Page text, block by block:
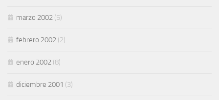
marzo 2002 (5)
febrero 2002 (2)
enero 2002 (8)
diciembre 2001 (3)